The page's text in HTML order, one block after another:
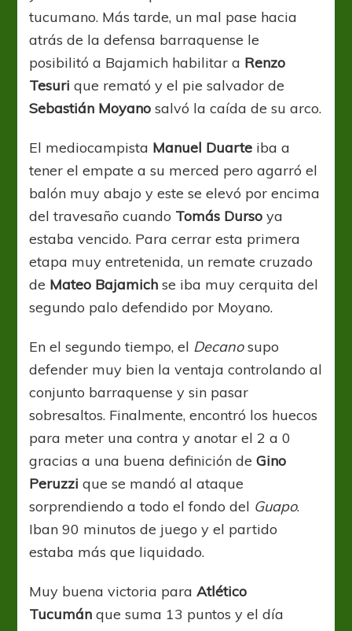
tucumano. Más tarde, un mal pase hacia
atrás de la defensa barraquense le
posibilitó a Bajamich habilitar a Renzo
Tesuri que remató y el pie salvador de
Sebastián Moyano salvó la caída de su arco.
El mediocampista Manuel Duarte iba a
tener el empate a su merced pero agarró el
balón muy abajo y este se elevó por encima
del travesaño cuando Tomás Durso ya
estaba vencido. Para cerrar esta primera
etapa muy entretenida, un remate cruzado
de Mateo Bajamich se iba muy cerquita del
segundo palo defendido por Moyano.
En el segundo tiempo, el Decanosupo
defender muy bien la ventaja controlando al
conjunto barraquense y sin pasar
sobresaltos. Finalmente, encontró los huecos
para meter una contra y anotar el 2 a 0
gracias a una buena definición deGino
Peruzzi que se mandó al ataque
sorprendiendo a todo el fondo del Guapo.
Iban 90 minutos de juego y el partido
estaba más que liquidado.
Muy buena victoria paraAtlético
Tucumánque suma 13 puntos y el día